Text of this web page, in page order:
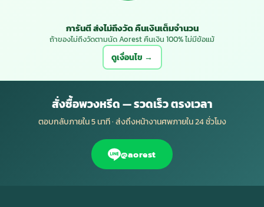
การันตี ส่งไม่ถึงวัด คืนเงินเต็มจำนวน
ถ้าของไม่ถึงวัดตามนัด Aorest คืนเงิน 100% ไม่มีข้อแม้
ดูเงื่อนไข →
สั่งซื้อพวงหรีด — รวดเร็ว ตรงเวลา
ตอบกลับภายใน 5 นาที · ส่งถึงหน้างานศพภายใน 24 ชั่วโมง
@aorest